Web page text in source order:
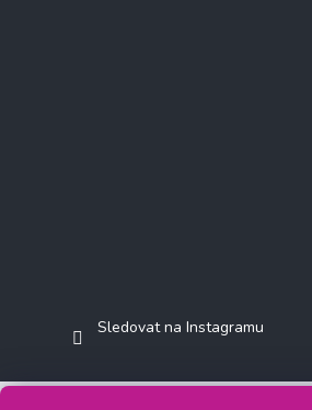
Sledovat na Instagramu